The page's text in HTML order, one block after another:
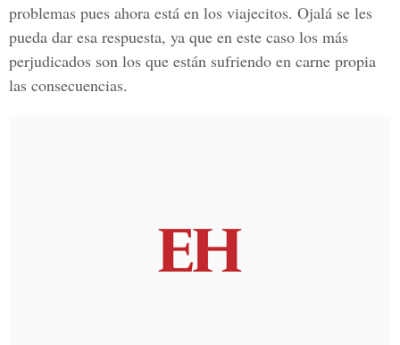
problemas pues ahora está en los viajecitos. Ojalá se les
pueda dar esa respuesta, ya que en este caso los más
perjudicados son los que están sufriendo en carne propia
las consecuencias.